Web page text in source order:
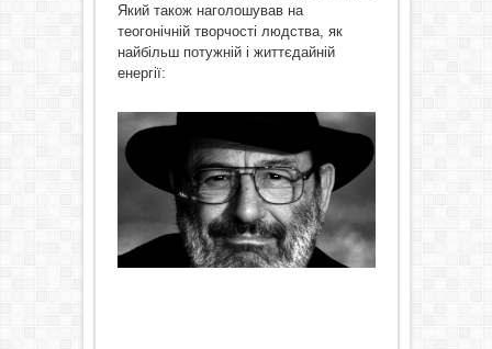
Який також наголошував на
теогонічній творчості людства, як
найбільш потужній і життєдайній
енергії: